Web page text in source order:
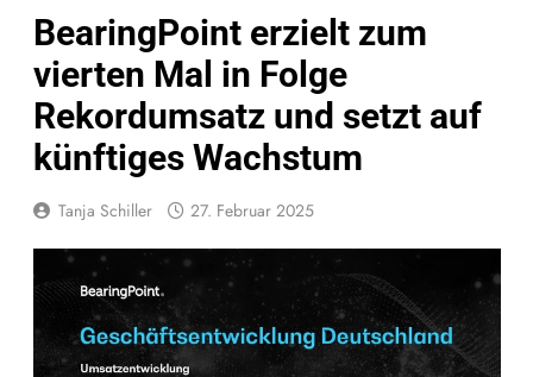
BearingPoint erzielt zum
vierten Mal in Folge
Rekordumsatz und setzt auf
künftiges Wachstum
Tanja Schiller 27. Februar 2025